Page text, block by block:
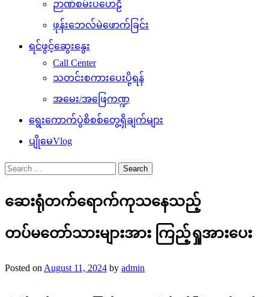
ဉာဏ်စမ်းပဟေဠိ
ဖုန်းဘေလ်မဲဖောက်ခြင်း
ရင်ဖွင့်ဆွေးနွေး
Call Center
သတင်းစကားပေးပို့ရန်
အမေး/အဖြေကဏ္ဍ
ရွေးကောက်ပွဲစိစစ်တွေ့ရှိချက်များ
ပျိုမေVlog
Search
for:
ဆေးရုံတက်ရောက်ကုသနေသည့်
တပ်မတော်သားများအား ကြည့်ရှုအားပေး
Posted on August 11, 2024 by admin